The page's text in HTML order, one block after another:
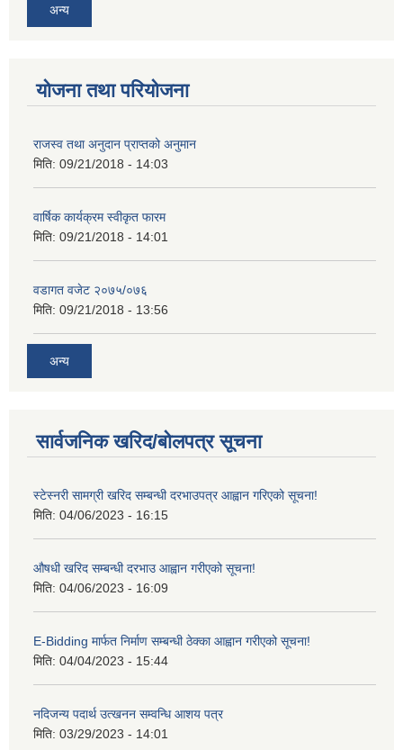
अन्य
योजना तथा परियोजना
राजस्व तथा अनुदान प्राप्तको अनुमान
मिति: 09/21/2018 - 14:03
वार्षिक कार्यक्रम स्वीकृत फारम
मिति: 09/21/2018 - 14:01
वडागत वजेट २०७५/०७६
मिति: 09/21/2018 - 13:56
अन्य
सार्वजनिक खरिद/बोलपत्र सूचना
स्टेस्नरी सामग्री खरिद सम्बन्धी दरभाउपत्र आह्वान गरिएको सूचना!
मिति: 04/06/2023 - 16:15
औषधी खरिद सम्बन्धी दरभाउ आह्वान गरीएको सूचना!
मिति: 04/06/2023 - 16:09
E-Bidding मार्फत निर्माण सम्बन्धी ठेक्का आह्वान गरीएको सूचना!
मिति: 04/04/2023 - 15:44
नदिजन्य पदार्थ उत्खनन सम्वन्धि आशय पत्र
मिति: 03/29/2023 - 14:01